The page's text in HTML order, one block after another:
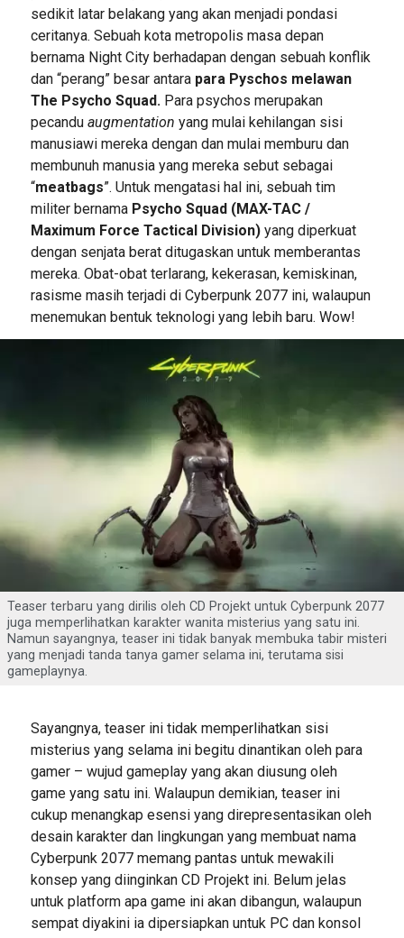
sedikit latar belakang yang akan menjadi pondasi
ceritanya. Sebuah kota metropolis masa depan
bernama Night City berhadapan dengan sebuah konflik
dan “perang” besar antarapara Pyschos melawan
The Psycho Squad.Para psychos merupakan
pecandu augmentation yang mulai kehilangan sisi
manusiawi mereka dengan dan mulai memburu dan
membunuh manusia yang mereka sebut sebagai
“meatbags”. Untuk mengatasi hal ini, sebuah tim
militer bernama Psycho Squad (MAX-TAC /
Maximum Force Tactical Division)yang diperkuat
dengan senjata berat ditugaskan untuk memberantas
mereka. Obat-obat terlarang, kekerasan, kemiskinan,
rasisme masih terjadi di Cyberpunk 2077 ini, walaupun
menemukan bentuk teknologi yang lebih baru. Wow!
Teaser terbaru yang dirilis oleh CD Projekt untuk Cyberpunk 2077
juga memperlihatkan karakter wanita misterius yang satu ini.
Namun sayangnya, teaser ini tidak banyak membuka tabir misteri
yang menjadi tanda tanya gamer selama ini, terutama sisi
gameplaynya.
Sayangnya, teaser ini tidak memperlihatkan sisi
misterius yang selama ini begitu dinantikan oleh para
gamer – wujud gameplay yang akan diusung oleh
game yang satu ini. Walaupun demikian, teaser ini
cukup menangkap esensi yang direpresentasikan oleh
desain karakter dan lingkungan yang membuat nama
Cyberpunk 2077 memang pantas untuk mewakili
konsep yang diinginkan CD Projekt ini. Belum jelas
untuk platform apa game ini akan dibangun, walaupun
sempat diyakini ia dipersiapkan untuk PC dan konsol